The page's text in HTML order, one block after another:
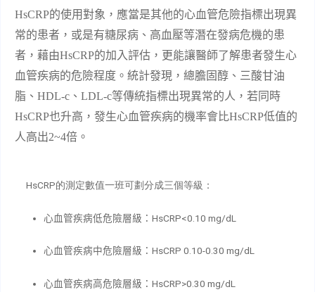
HsCRP的使用對象，應當是其他的心血管危險指標出現異
常的患者，或是有糖尿病、高血壓等潛在發病危機的患
者，藉由HsCRP的加入評估，更能讓醫師了解患者發生心
血管疾病的危險程度。統計發現，總膽固醇、三酸甘油
脂、 HDL-c 、 LDL-c等傳統指標出現異常的人，若同時
HsCRP也升高，發生心血管疾病的機率會比HsCRP低值的
人高出2~4倍。
HsCRP的測定數值一班可劃分成三個等級：
心血管疾病低危險層級：HsCRP<0.10 mg/dL
心血管疾病中危險層級：HsCRP 0.10-0.30 mg/dL
心血管疾病高危險層級：HsCRP>0.30 mg/dL